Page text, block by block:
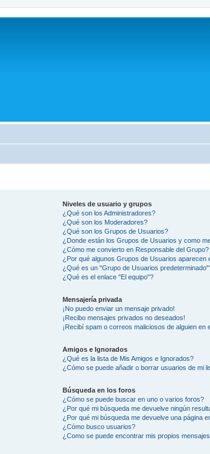
Niveles de usuario y grupos
¿Qué son los Administradores?
¿Qué son los Moderadores?
¿Qué son los Grupos de Usuarios?
¿Donde están los Grupos de Usuarios y como
¿Cómo me convierto en Responsable del Grupo?
¿Por qué algunos Grupos de Usuarios aparecen
¿Qué es un "Grupo de Usuarios
¿Qué es el enlace "El equipo"?
Mensajería privada
¡No puedo enviar un mensaje privado!
¡Recibo mensajes privados no deseados!
¡Recibí spam o correos maliciosos de alguien en
Amigos e Ignorados
¿Qué es la lista de Mis Amigos e Ignorados?
¿Cómo se puede añadir o borrar usuarios de mi
Búsqueda en los foros
¿Cómo se puede buscar en uno o varios foros?
¿Por qué mi búsqueda me devuelve ningún
¿Por qué mi búsqueda me devuelve una página
¿Cómo busco usuarios?
¿Como se puede encontrar mis propios